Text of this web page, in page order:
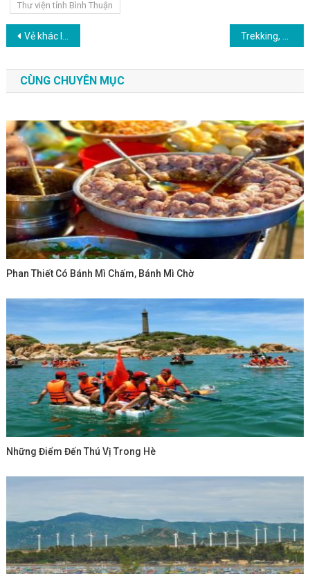
Thư viện tỉnh Bình Thuận
Điều hướng bài viết
Vẻ khác lạ của đồi cát Mũi Né về đêm
CÙNG CHUYÊN MỤC
Phan Thiết Có Bánh Mì Chấm, Bánh Mì Chờ
Những Điểm Đến Thú Vị Trong Hè